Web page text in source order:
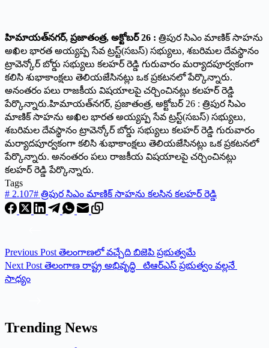
హిమాయత్‌నగర్‌, ప్రజాతంత్ర, అక్టోబర్ 26 : త్రిపుర సిఎం మాణిక్ సాహను
అఖిల భారత అయ్యప్ప సేవ ట్రస్ట్(సబస్) సభ్యులు, శబరిమల దేవస్థానం
ట్రావెన్కోర్ బోర్డు సభ్యులు కలహర్ రెడ్డి గురువారం మర్యాదపూర్వకంగా
కలిసి శుభాకాంక్షలు తెలియజేసినట్లు ఒక ప్రకటనలో పేర్కొన్నారు.
అనంతరం పలు రాజకీయ విషయాలపై చర్చించినట్లు కలహర్ రెడ్డి
పేర్కొన్నారు.హిమాయత్‌నగర్‌, ప్రజాతంత్ర, అక్టోబర్ 26 : త్రిపుర సిఎం
మాణిక్ సాహను అఖిల భారత అయ్యప్ప సేవ ట్రస్ట్(సబస్) సభ్యులు,
శబరిమల దేవస్థానం ట్రావెన్కోర్ బోర్డు సభ్యులు కలహర్ రెడ్డి గురువారం
మర్యాదపూర్వకంగా కలిసి శుభాకాంక్షలు తెలియజేసినట్లు ఒక ప్రకటనలో
పేర్కొన్నారు. అనంతరం పలు రాజకీయ విషయాలపై చర్చించినట్లు
కలహర్ రెడ్డి పేర్కొన్నారు.
Tags
# 2.107# త్రిపుర సిఎం మాణిక్ సాహను కలసిన కలహర్ రెడ్డి
Previous Post తెలంగాణలో వచ్చేది బిజెపి ప్రభుత్వమే
Next Post తెలంగాణ రాష్ట్ర అభివృద్ధి టిఆర్ఎస్ ప్రభుత్వం వల్లనే
సాధ్యం
Trending News